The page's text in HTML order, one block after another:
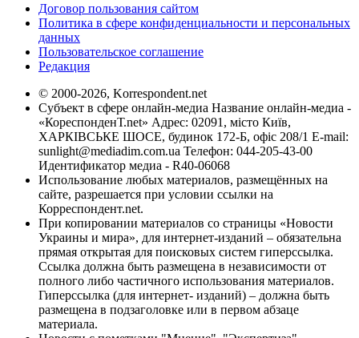
Договор пользования сайтом
Политика в сфере конфиденциальности и персональных
данных
Пользовательское соглашение
Редакция
© 2000-2026, Korrespondent.net
Субъект в сфере онлайн-медиа Название онлайн-медиа -
«КореспонденТ.net» Адрес: 02091, місто Київ,
ХАРКІВСЬКЕ ШОСЕ, будинок 172-Б, офіс 208/1 E-mail:
sunlight@mediadim.com.ua Телефон: 044-205-43-00
Идентификатор медиа - R40-06068
Использование любых материалов, размещённых на
сайте, разрешается при условии ссылки на
Корреспондент.net.
При копировании материалов со страницы «Новости
Украины и мира», для интернет-изданий – обязательна
прямая открытая для поисковых систем гиперссылка.
Ссылка должна быть размещена в независимости от
полного либо частичного использования материалов.
Гиперссылка (для интернет- изданий) – должна быть
размещена в подзаголовке или в первом абзаце
материала.